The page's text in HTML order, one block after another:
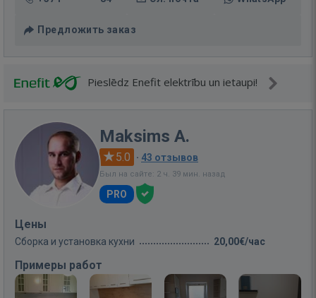
Предложить заказ
Pieslēdz Enefit elektrību un ietaupi!
Maksims A.
5.0 · 43 отзывов
Был на сайте: 2 ч. 39 мин. назад
PRO
Цены
Сборка и установка кухни 20,00€/час
Примеры работ